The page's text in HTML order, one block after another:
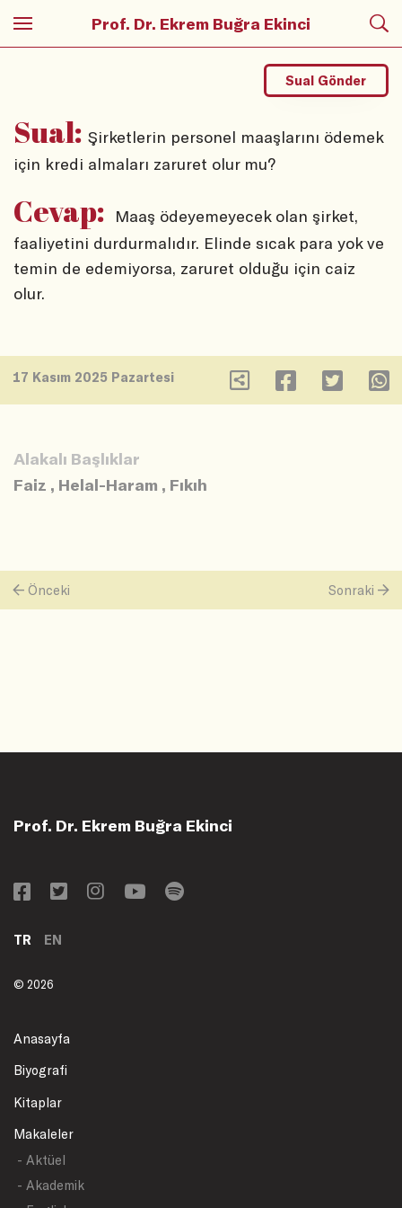
Prof. Dr. Ekrem Buğra Ekinci
Sual: Şirketlerin personel maaşlarını ödemek
için kredi almaları zaruret olur mu?
Sual Gönder
Cevap:
Maaş ödeyemeyecek olan şirket,
faaliyetini durdurmalıdır. Elinde sıcak para yok ve
temin de edemiyorsa, zaruret olduğu için caiz
olur.
17 Kasım 2025 Pazartesi
Alakalı Başlıklar
Faiz , Helal-Haram , Fıkıh
Önceki Sonraki
Prof. Dr. Ekrem Buğra Ekinci
TR EN
© 2026
Anasayfa
Biyografi
Kitaplar
Makaleler
- Aktüel
- Akademik